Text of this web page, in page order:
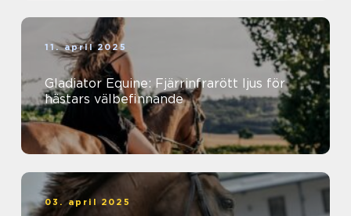
11. april 2025
Gladiator Equine: Fjärrinfrarött ljus för
hästars välbefinnande
03. april 2025